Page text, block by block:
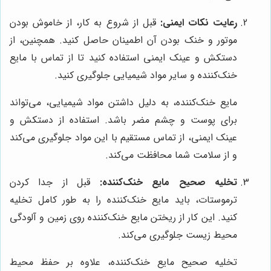
رعایت نکات ایمنی: قبل از شروع به کار، از خاموش بودن
موتور و خنک بودن آن اطمینان حاصل کنید. همچنین، از
دستکش و عینک ایمنی استفاده کنید تا از تماس با مایع
خنک‌کننده و سایر مواد شیمیایی جلوگیری کنید.
مایع خنک‌کننده، به دلیل داشتن مواد شیمیایی، می‌تواند
برای پوست و چشم مضر باشد. استفاده از دستکش و
عینک ایمنی، از تماس مستقیم با این مواد جلوگیری می‌کند
و از سلامت شما محافظت می‌کند.
تخلیه صحیح مایع خنک‌کننده: قبل از جدا کردن
ترموستات، باید مایع خنک‌کننده را به طور کامل تخلیه
کنید. این کار از ریختن مایع خنک‌کننده روی زمین و آلودگی
محیط زیست جلوگیری می‌کند.
تخلیه صحیح مایع خنک‌کننده، علاوه بر حفظ محیط